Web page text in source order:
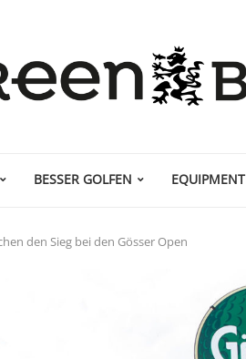
BESSER GOLFEN EQUIPMENT
den Sieg bei den Gösser Open